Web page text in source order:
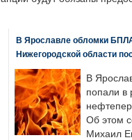
В Ярославле обломки
Нижегородской области
В
попали в
Об этом
Михаил